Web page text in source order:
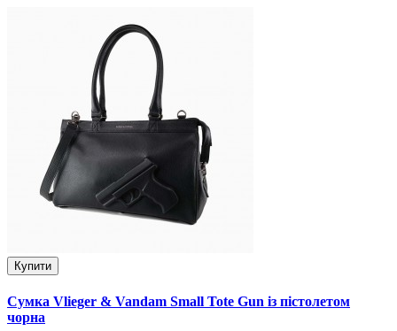
Купити
Сумка Vlieger & Vandam Small Tote Gun із пістолетом
чорна